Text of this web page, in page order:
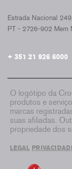
Estrada Nacional
PT - 2726-902 Mem
+ 351 21 926 6000
O logótipo da
produtos e
marcas
suas afiliadas.
propriedade dos
LEGAL